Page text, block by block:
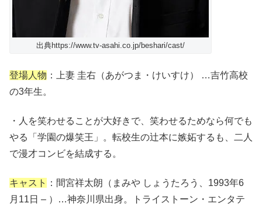
出典https://www.tv-asahi.co.jp/beshari/cast/
登場人物 ：上妻 圭右（あがつま・けいすけ） …吉竹高校
の3年生。
・人を笑わせることが大好きで、笑わせるためなら何でも
やる「学園の爆笑王」。転校生の辻本に嫉妬するも、二人
で漫才コンビを結成する。
キャスト
：間宮祥太朗（まみや しょうたろう、1993年6
月11日 – ）…神奈川県出身。トライストーン・エンタテ